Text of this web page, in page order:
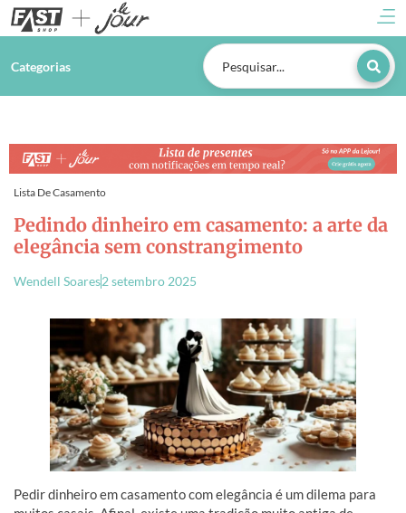
Categorias
Lista De Casamento
Pedindo dinheiro em casamento: a arte da
elegância sem constrangimento
Wendell Soares2 setembro 2025
Pedir dinheiro em casamento com elegância é um dilema para